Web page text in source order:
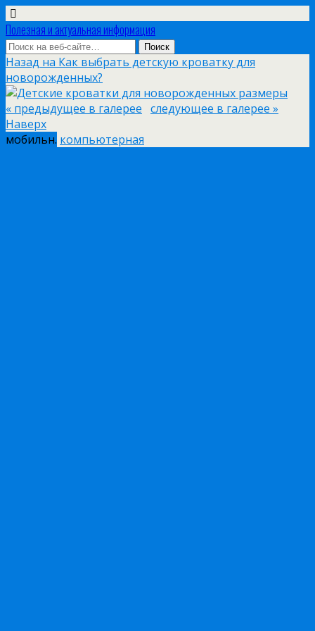
Полезная и актуальная информация
Назад на Как выбрать детскую кроватку для
новорожденных?
« предыдущее в галерее следующее в галерее »
Наверх
мобильн. компьютерная